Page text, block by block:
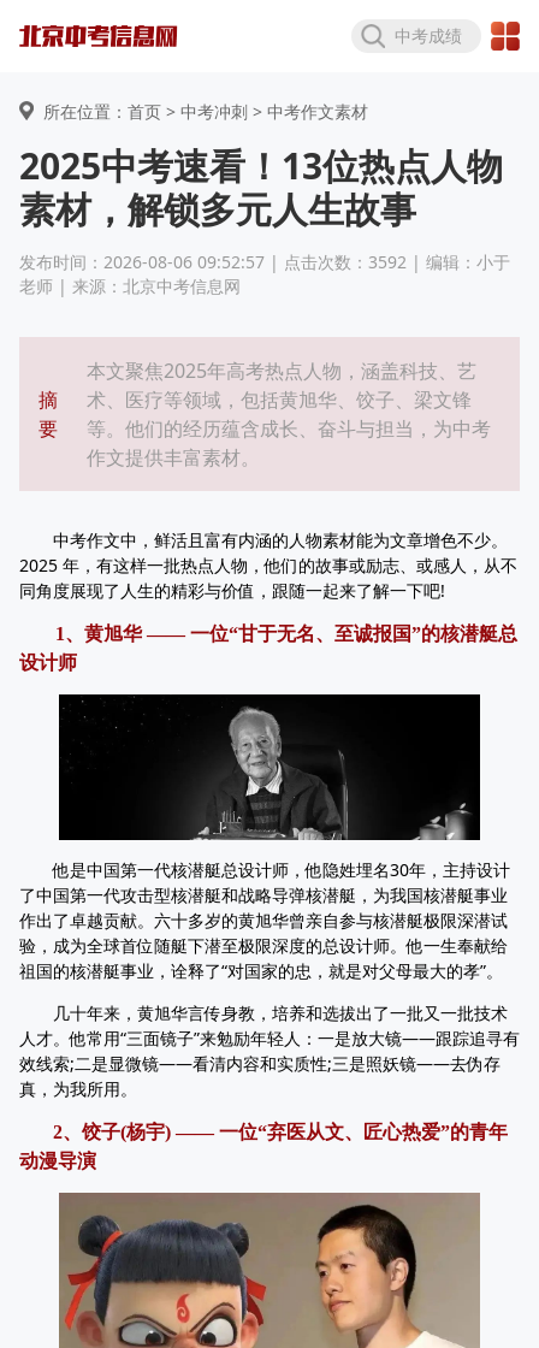
中考成绩
所在位置：首页 > 中考冲刺 > 中考作文素材
2025中考速看！13位热点人物
素材，解锁多元人生故事
发布时间：2026-08-06 09:52:57 | 点击次数：3592 | 编辑：小于
老师 | 来源：北京中考信息网
摘
要
本文聚焦2025年高考热点人物，涵盖科技、艺
术、医疗等领域，包括黄旭华、饺子、梁文锋
等。他们的经历蕴含成长、奋斗与担当，为中考
作文提供丰富素材。
中考作文中，鲜活且富有内涵的人物素材能为文章增色不少。
2025 年，有这样一批热点人物，他们的故事或励志、或感人，从不
同角度展现了人生的精彩与价值，跟随一起来了解一下吧!
1、黄旭华 —— 一位“甘于无名、至诚报国”的核潜艇总
设计师
他是中国第一代核潜艇总设计师，他隐姓埋名30年，主持设计
了中国第一代攻击型核潜艇和战略导弹核潜艇，为我国核潜艇事业
作出了卓越贡献。六十多岁的黄旭华曾亲自参与核潜艇极限深潜试
验，成为全球首位随艇下潜至极限深度的总设计师。他一生奉献给
祖国的核潜艇事业，诠释了“对国家的忠，就是对父母最大的孝”。
几十年来，黄旭华言传身教，培养和选拔出了一批又一批技术
人才。他常用“三面镜子”来勉励年轻人：一是放大镜——跟踪追寻有
效线索;二是显微镜——看清内容和实质性;三是照妖镜——去伪存
真，为我所用。
2、饺子(杨宇) —— 一位“弃医从文、匠心热爱”的青年
动漫导演